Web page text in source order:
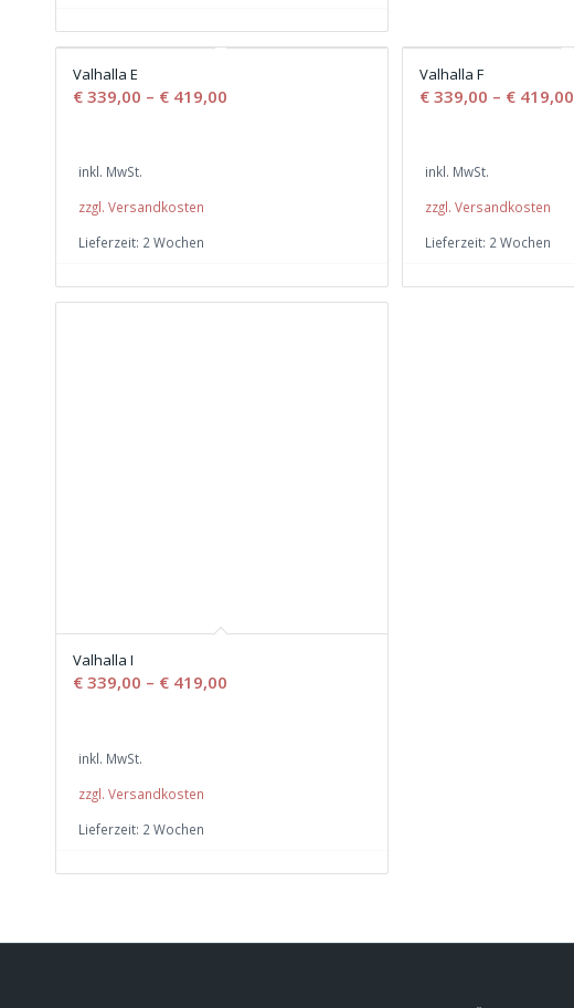
Valhalla E
€ 339,00 – € 419,00
inkl. MwSt.
zzgl. Versandkosten
Lieferzeit: 2 Wochen
Valhalla F
€ 339,00 – € 419,00
inkl. MwSt.
zzgl. Versandkosten
Lieferzeit: 2 Wochen
Valhalla I
€ 339,00 – € 419,00
inkl. MwSt.
zzgl. Versandkosten
Lieferzeit: 2 Wochen